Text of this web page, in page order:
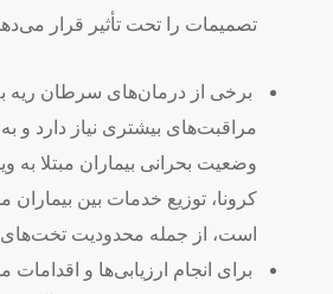
تصمیمات را تحت تأثیر قرار
برخی از درمان‌های سرطان ریه
مراقبت‌های بیشتری نیاز دارد و به
وضعیت بحرانی بیماران مبتلا به
کرونا، توزیع خدمات بین
است، از جمله محدودیت
برای انجام ارزیابی‌ها و